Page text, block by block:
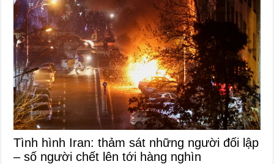
Tình hình Iran: thảm sát những người đối lập
– số người chết lên tới hàng nghìn